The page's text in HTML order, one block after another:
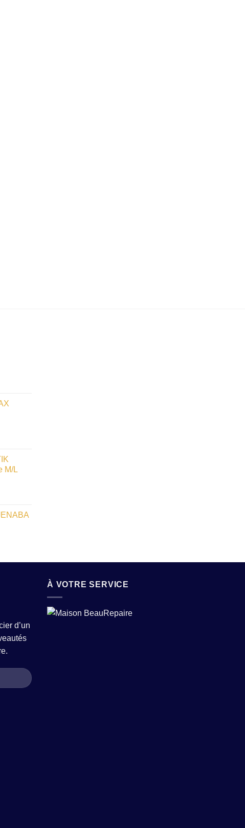
M/L
d’un
À VOTRE SERVICE